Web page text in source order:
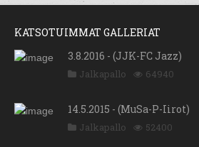
KATSOTUIMMAT GALLERIAT
3.8.2016 - (JJK-FC Jazz)
Jalkapallo 64940
14.5.2015 - (MuSa-P-Iirot)
Jalkapallo 52400